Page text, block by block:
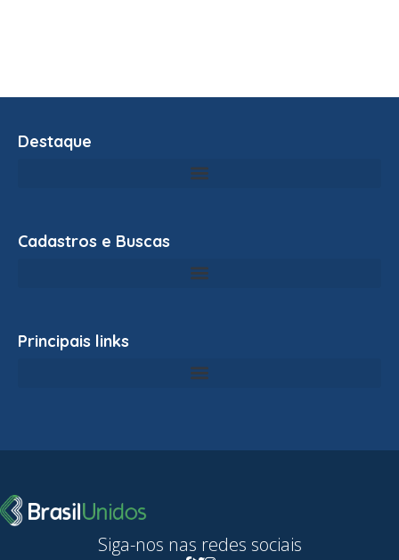
Destaque
Cadastros e Buscas
Principais links
Siga-nos nas redes sociais